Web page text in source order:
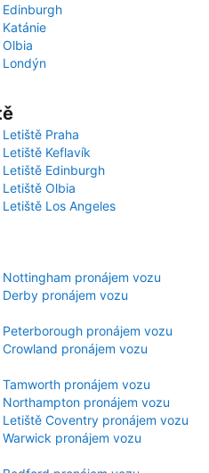
Edinburgh
Katánie
Olbia
Londýn
Letiště Praha
Letiště Keflavík
Letiště Edinburgh
Letiště Olbia
Letiště Los Angeles
Nottingham pronájem vozu
Derby pronájem vozu
Peterborough pronájem vozu
Crowland pronájem vozu
Tamworth pronájem vozu
Northampton pronájem vozu
Letiště Coventry pronájem vozu
Warwick pronájem vozu